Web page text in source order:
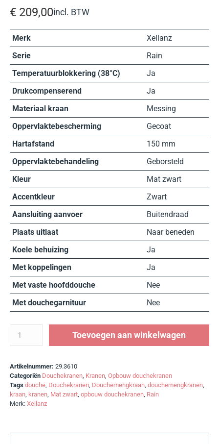
€ 209,00incl. BTW
Merk
Xellanz
Serie
Rain
Temperatuurblokkering (38°C)
Ja
Drukcompenserend
Ja
Materiaal kraan
Messing
Oppervlaktebescherming
Gecoat
Hartafstand
150 mm
Oppervlaktebehandeling
Geborsteld
Kleur
Mat zwart
Accentkleur
Zwart
Aansluiting aanvoer
Buitendraad
Plaats uitlaat
Naar beneden
Koele behuizing
Ja
Met koppelingen
Ja
Met vaste hoofddouche
Nee
Met douchegarnituur
Nee
Toevoegen aan winkelwagen
Artikelnummer: 29.3610
Categoriën Douchekranen, Kranen, Opbouw douchekranen
Tags douche, Douchekranen, Douchemengkraan, douchemengkranen,
kraan, kranen, Mat zwart, opbouw douchekranen, Rain
Merk: Xellanz